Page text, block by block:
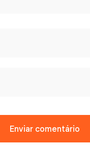
Enviar comentário